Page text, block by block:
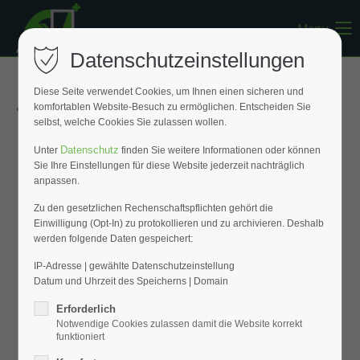
Register
Support
Lorem ipsum dolor sit amet:
24h/ 365days
Mon - Fri 8:00am - 5:00pm(GMT +1)
Get in touch
Cybersteel Inc.
Menu
« Zurück zur Übersicht
Datenschutzeinstellungen
Diese Seite verwendet Cookies, um Ihnen einen sicheren und
komfortablen Website-Besuch zu ermöglichen. Entscheiden Sie
selbst, welche Cookies Sie zulassen wollen.
Unter Datenschutz finden Sie weitere Informationen oder können
Sie Ihre Einstellungen für diese Website jederzeit nachträglich
anpassen.
Zu den gesetzlichen Rechenschaftspflichten gehört die
Einwilligung (Opt-In) zu protokollieren und zu archivieren. Deshalb
werden folgende Daten gespeichert:
IP-Adresse | gewählte Datenschutzeinstellung
Datum und Uhrzeit des Speicherns | Domain
Erforderlich
Notwendige Cookies zulassen damit die Website korrekt
funktioniert